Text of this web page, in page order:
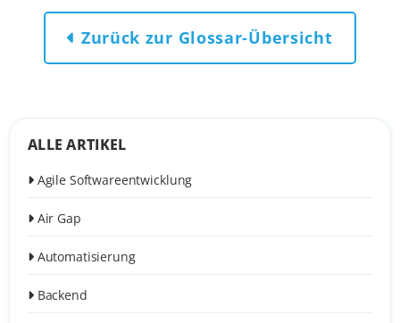
Zurück zur Glossar-Übersicht
ALLE ARTIKEL
Agile Softwareentwicklung
Air Gap
Automatisierung
Backend